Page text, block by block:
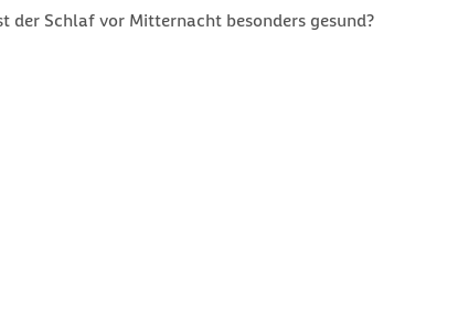
der Schlaf vor Mitternacht besonders gesund?